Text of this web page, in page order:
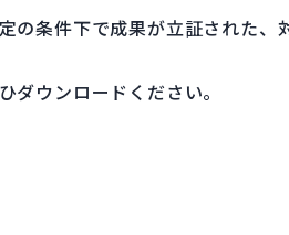
の条件下で成果が立証された、
ダウンロードください。